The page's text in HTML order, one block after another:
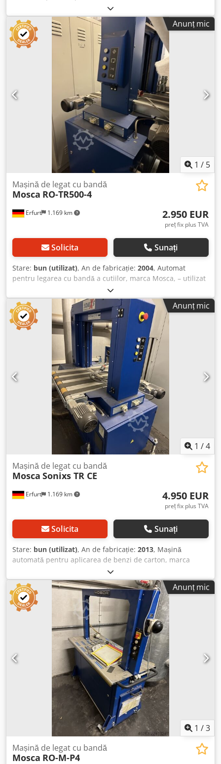
Mosca – second-hand: Preț, franco la sediul vânzătorului:
doar 2.950,00 € (fără TVA)! Dcedjzpf Naopfx Aqisk
Producător: Mosca Model: RO-TR900-4 An de fabricație:
2003 Număr de serie: 70277 3L+N+PE, 50 Hz, 400 V 1,5 kW,
2,5 A Tensiune de control: 24 V Stare: bună Disponibilitate:
imediat Locație: zona Erfurt
Anunț mic
1 / 5
Erfurt 1.169 km
Mașină de legat cu bandă
Mosca RO-TR500-4
2.950 EUR
preț fix plus TVA
Solicita Sunați
Stare: bun (utilizat), An de fabricație: 2004, Automat
pentru legarea cu bandă a cutiilor, marca Mosca, – utilizat
–: Preț, franco locație: doar 2.950,00 € (fără TVA)!
Producător: Mosca Model: RO-TR500-4 An de fabricație:
2004 Număr de serie: 75430 3L+N+PE, 50 Hz, 400 V 1,5 kW,
2,5 A Tensiune de control: 24 V Dodpfx Aozpf Ivsqiock
Stare: bună Disponibilitate: începând cu aproximativ
sfârșitul lunii octombrie 2026 Locație: zona Erfurt
Anunț mic
1 /4
Erfurt 1.169 km
Mașină de legat cu bandă
Mosca Sonixs TR CE
4.950 EUR
preț fix plus TVA
Solicita Sunați
Stare: bun (utilizat), An de fabricație: 2013, Mașină
automată pentru aplicarea de benzi de carton, marca
Mosca, – utilizată –: Preț: doar 4.950 € (fără TVA), preț
franco depozit! Producător: Mosca Model: Sonixs TR CE
Djdpfx Aqozpf Ipjiock An de fabricație: 2013 Număr de
serie: 106880 2L+PE, 50-60 Hz, 400 V, 2,5 A, 16 A, Stare:
bună, Disponibilitate: imediat Locație: zona Erfurt
Anunț mic
1 /3
Mașină de legat cu bandă
Mosca RO-M-P4